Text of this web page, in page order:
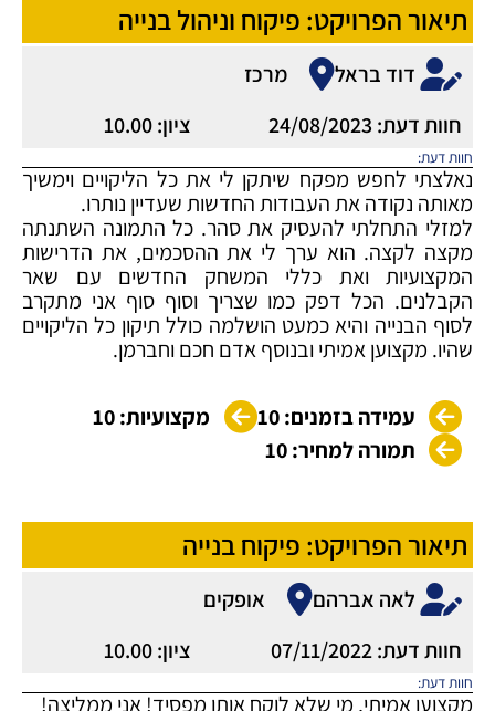
תיאור הפרויקט: פיקוח וניהול בנייה
דוד בראל
מרכז
חוות דעת: 24/08/2023
ציון: 10.00
חוות דעת:
נאלצתי לחפש מפקח שיתקן לי את כל הליקויים וימשיך
מאותה נקודה את העבודות החדשות שעדיין נותרו.
למזלי התחלתי להעסיק את סהר. כל התמונה השתנתה
מקצה לקצה. הוא ערך לי את ההסכמים, את הדרישות
המקצועיות ואת כללי המשחק החדשים עם שאר
הקבלנים. הכל דפק כמו שצריך וסוף סוף אני מתקרב
לסוף הבנייה והיא כמעט הושלמה כולל תיקון כל הליקויים
שהיו. מקצוען אמיתי ובנוסף אדם חכם וחברמן.
עמידה בזמנים: 10
מקצועיות: 10
תמורה למחיר: 10
תיאור הפרויקט: פיקוח בנייה
לאה אברהם
אופקים
חוות דעת: 07/11/2022
ציון: 10.00
חוות דעת:
מקצוען אמיתי, מי שלא לוקח אותו מפסיד! אני ממליצה!